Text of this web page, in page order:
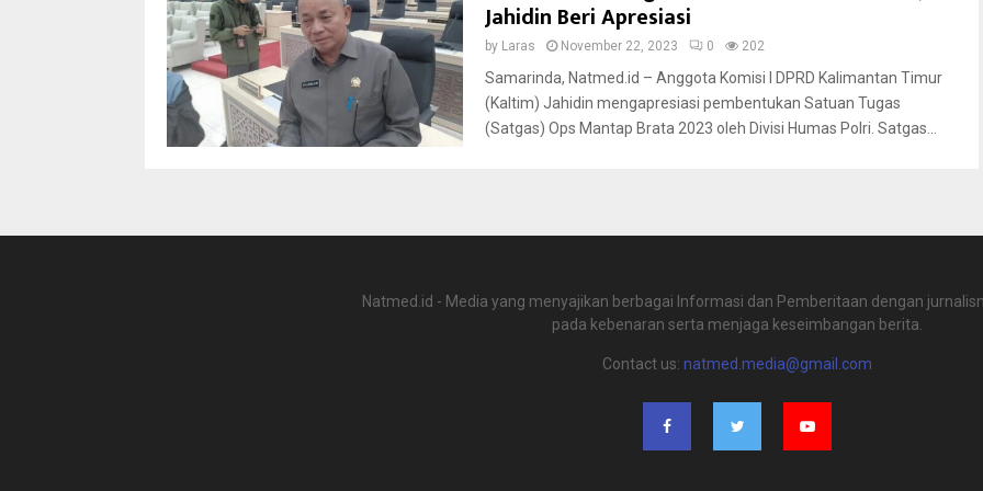
Jahidin Beri Apresiasi
by Laras November 22, 2023 0 202
Samarinda, Natmed.id – Anggota Komisi I DPRD Kalimantan Timur
(Kaltim) Jahidin mengapresiasi pembentukan Satuan Tugas
(Satgas) Ops Mantap Brata 2023 oleh Divisi Humas Polri. Satgas...
Natmed.id - Media yang menyajikan berbagai Informasi dan Pemberitaan dengan
pada kebenaran serta menjaga keseimbangan berita.
Contact us: natmed.media@gmail.com